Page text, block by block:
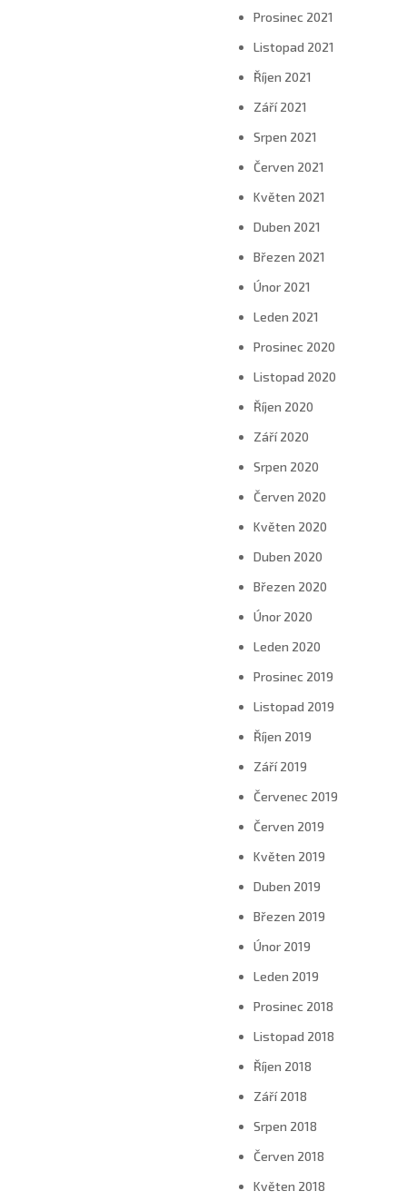
Prosinec 2021
Listopad 2021
Říjen 2021
Září 2021
Srpen 2021
Červen 2021
Květen 2021
Duben 2021
Březen 2021
Únor 2021
Leden 2021
Prosinec 2020
Listopad 2020
Říjen 2020
Září 2020
Srpen 2020
Červen 2020
Květen 2020
Duben 2020
Březen 2020
Únor 2020
Leden 2020
Prosinec 2019
Listopad 2019
Říjen 2019
Září 2019
Červenec 2019
Červen 2019
Květen 2019
Duben 2019
Březen 2019
Únor 2019
Leden 2019
Prosinec 2018
Listopad 2018
Říjen 2018
Září 2018
Srpen 2018
Červen 2018
Květen 2018